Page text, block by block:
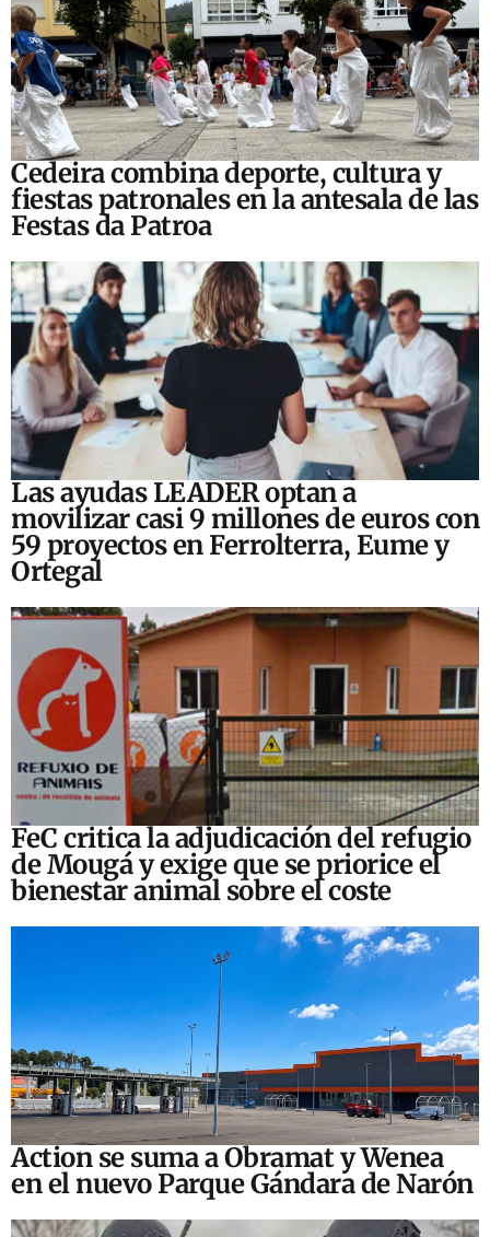
Cedeira combina deporte, cultura y
fiestas patronales en la antesala de las
Festas da Patroa
Las ayudas LEADER optan a
movilizar casi 9 millones de euros con
59 proyectos en Ferrolterra, Eume y
Ortegal
FeC critica la adjudicación del refugio
de Mougá y exige que se priorice el
bienestar animal sobre el coste
Action se suma a Obramat y Wenea
en el nuevo Parque Gándara de Narón